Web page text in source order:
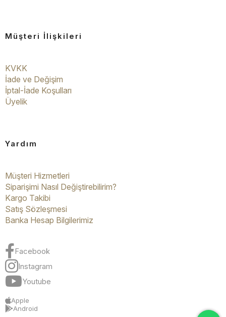
Müşteri İlişkileri
KVKK
İade ve Değişim
İptal-İade Koşulları
Üyelik
Yardım
Müşteri Hizmetleri
Siparişimi Nasıl Değiştirebilirim?
Kargo Takibi
Satış Sözleşmesi
Banka Hesap Bilgilerimiz
Facebook
Instagram
Youtube
Apple
Android